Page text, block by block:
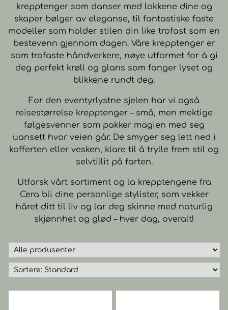
krepptenger som danser med lokkene dine og
skaper bølger av eleganse, til fantastiske faste
modeller som holder stilen din like trofast som en
bestevenn gjennom dagen. Våre krepptenger er
som trofaste håndverkere, nøye utformet for å gi
deg perfekt krøll og glans som fanger lyset og
blikkene rundt deg.
For den eventyrlystne sjelen har vi også
reisestørrelse krepptenger – små, men mektige
følgesvenner som pakker magien med seg
uansett hvor veien går. De smyger seg lett ned i
kofferten eller vesken, klare til å trylle frem stil og
selvtillit på farten.
Utforsk vårt sortiment og la krepptengene fra
Cera bli dine personlige stylister, som vekker
håret ditt til liv og lar deg skinne med naturlig
skjønnhet og glød – hver dag, overalt!